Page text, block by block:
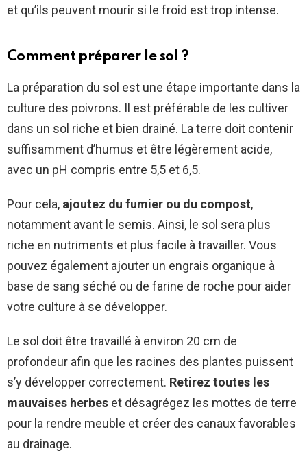
et qu’ils peuvent mourir si le froid est trop intense.
Comment préparer le sol ?
La préparation du sol est une étape importante dans la
culture des poivrons. Il est préférable de les cultiver
dans un sol riche et bien drainé. La terre doit contenir
suffisamment d’humus et être légèrement acide,
avec un pH compris entre 5,5 et 6,5.
Pour cela, ajoutez du fumier ou du compost,
notamment avant le semis. Ainsi, le sol sera plus
riche en nutriments et plus facile à travailler. Vous
pouvez également ajouter un engrais organique à
base de sang séché ou de farine de roche pour aider
votre culture à se développer.
Le sol doit être travaillé à environ 20 cm de
profondeur afin que les racines des plantes puissent
s’y développer correctement. Retirez toutes les
mauvaises herbes et désagrégez les mottes de terre
pour la rendre meuble et créer des canaux favorables
au drainage.